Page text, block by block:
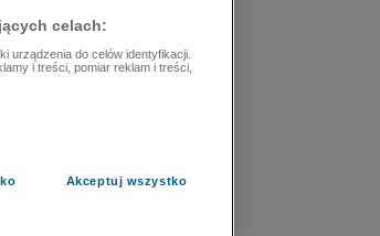
celach:
urządzenia do celów identyfikacji.
i treści, pomiar reklam i treści,
Akceptuj wszystko